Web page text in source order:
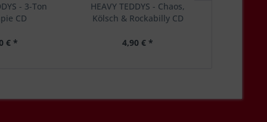
- 3-Ton
CD
€ *
HEAVY TEDDYS - Chaos,
Kölsch & Rockabilly CD
4,90 € *